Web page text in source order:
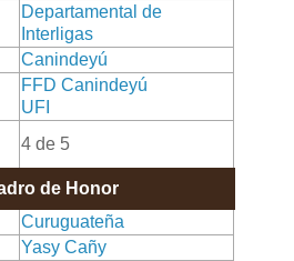
Departamental de
Interligas
Canindeyú
FFD Canindeyú
UFI
4 de 5
de Honor
Curuguateña
Yasy Cañy